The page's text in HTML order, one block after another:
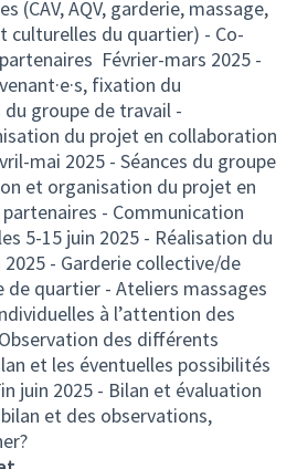
(CAV, AQV, garderie, massage,
culturelles du quartier) - Co-
Février-mars 2025 -
fixation du
groupe de travail -
du projet en collaboration
mai 2025 - Séances du groupe
et organisation du projet en
- Communication
5-15 juin 2025 - Réalisation du
- Garderie collective/de
quartier - Ateliers massages
à l’attention des
des différents
et les éventuelles possibilités
juin 2025 - Bilan et évaluation
et des observations,